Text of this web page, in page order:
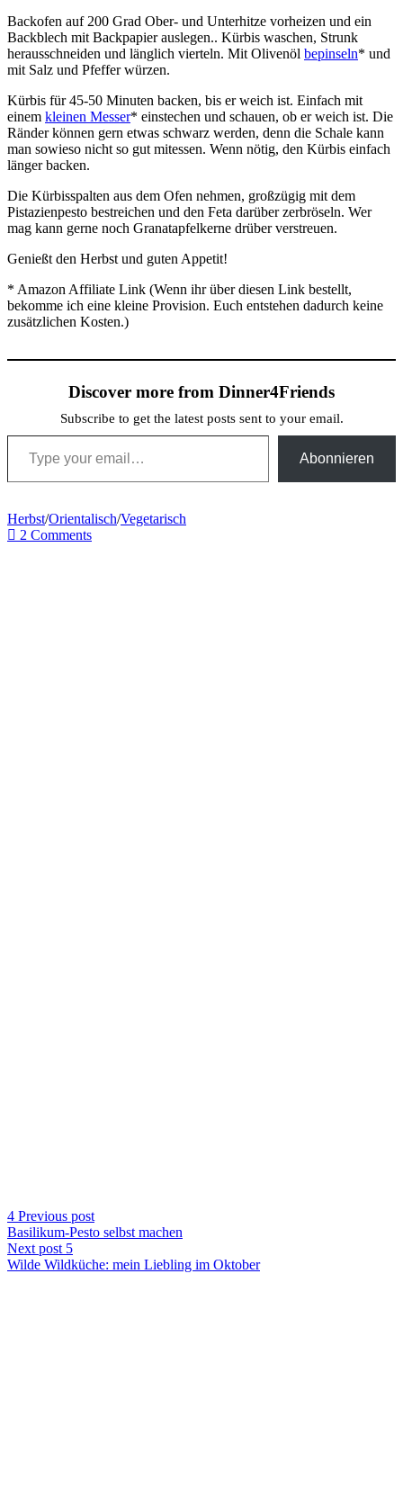
Backofen auf 200 Grad Ober- und Unterhitze vorheizen und ein
Backblech mit Backpapier auslegen.. Kürbis waschen, Strunk
herausschneiden und länglich vierteln. Mit Olivenöl bepinseln* und
mit Salz und Pfeffer würzen.
Kürbis für 45-50 Minuten backen, bis er weich ist. Einfach mit
einem kleinen Messer* einstechen und schauen, ob er weich ist. Die
Ränder können gern etwas schwarz werden, denn die Schale kann
man sowieso nicht so gut mitessen. Wenn nötig, den Kürbis einfach
länger backen.
Die Kürbisspalten aus dem Ofen nehmen, großzügig mit dem
Pistazienpesto bestreichen und den Feta darüber zerbröseln. Wer
mag kann gerne noch Granatapfelkerne drüber verstreuen.
Genießt den Herbst und guten Appetit!
* Amazon Affiliate Link (Wenn ihr über diesen Link bestellt,
bekomme ich eine kleine Provision. Euch entstehen dadurch keine
zusätzlichen Kosten.)
Discover more from Dinner4Friends
Subscribe to get the latest posts sent to your email.
Type your email…
Abonnieren
Herbst/Orientalisch/Vegetarisch
2 Comments
Previous post
Basilikum-Pesto selbst machen
Next post
Wilde Wildküche: mein Liebling im Oktober